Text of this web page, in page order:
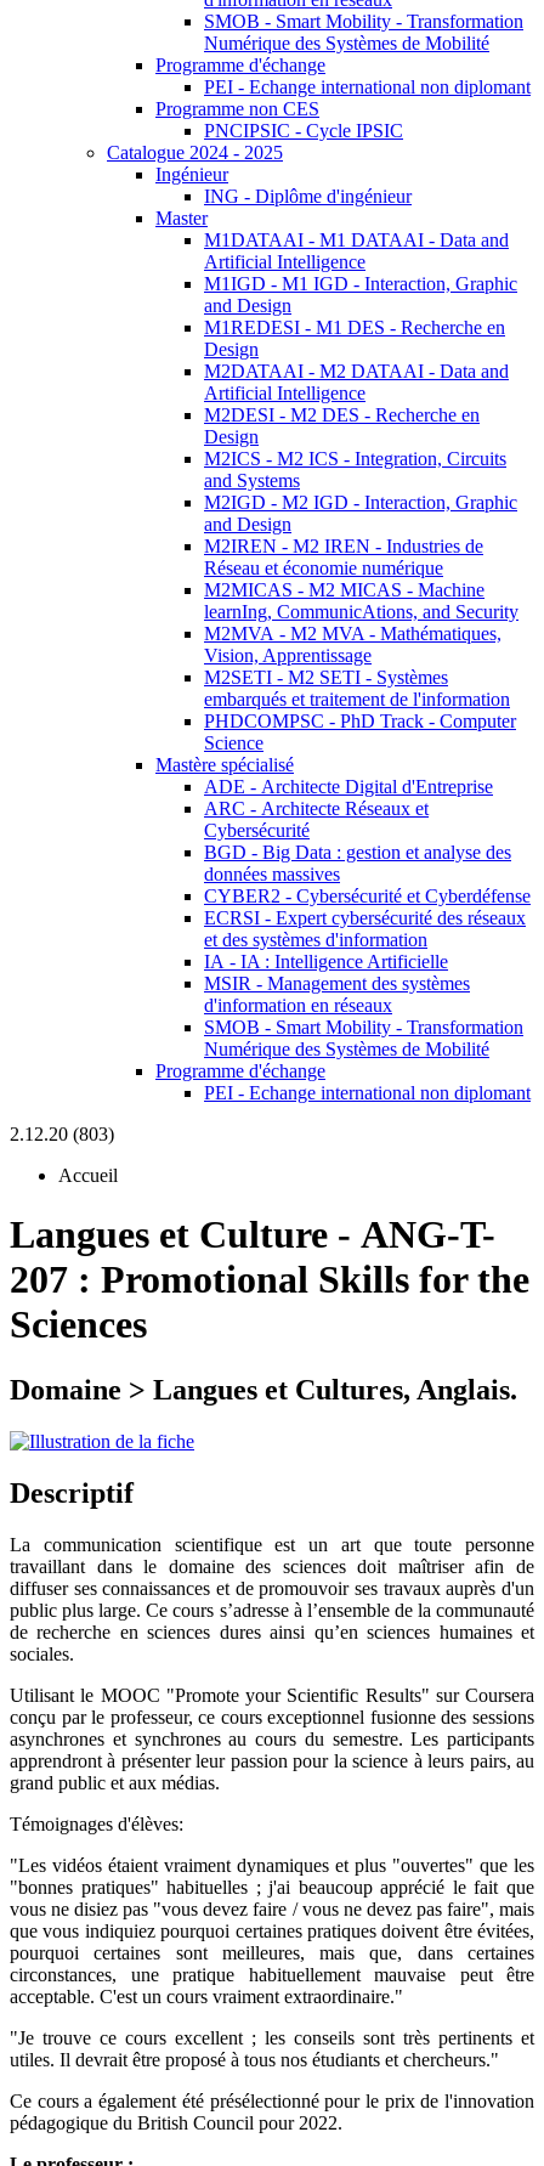
SMOB - Smart Mobility - Transformation
Numérique des Systèmes de Mobilité
Programme d'échange
PEI - Echange international non diplomant
Programme non CES
PNCIPSIC - Cycle IPSIC
Catalogue 2024 - 2025
Ingénieur
ING - Diplôme d'ingénieur
Master
M1DATAAI - M1 DATAAI - Data and
Artificial Intelligence
M1IGD - M1 IGD - Interaction, Graphic
and Design
M1REDESI - M1 DES - Recherche en
Design
M2DATAAI - M2 DATAAI - Data and
Artificial Intelligence
M2DESI - M2 DES - Recherche en
Design
M2ICS - M2 ICS - Integration, Circuits
and Systems
M2IGD - M2 IGD - Interaction, Graphic
and Design
M2IREN - M2 IREN - Industries de
Réseau et économie numérique
M2MICAS - M2 MICAS - Machine
learnIng, CommunicAtions, and Security
M2MVA - M2 MVA - Mathématiques,
Vision, Apprentissage
M2SETI - M2 SETI - Systèmes
embarqués et traitement de l'information
PHDCOMPSC - PhD Track - Computer
Science
Mastère spécialisé
ADE - Architecte Digital d'Entreprise
ARC - Architecte Réseaux et
Cybersécurité
BGD - Big Data : gestion et analyse des
données massives
CYBER2 - Cybersécurité et Cyberdéfense
ECRSI - Expert cybersécurité des réseaux
et des systèmes d'information
IA - IA : Intelligence Artificielle
MSIR - Management des systèmes
d'information en réseaux
SMOB - Smart Mobility - Transformation
Numérique des Systèmes de Mobilité
Programme d'échange
PEI - Echange international non diplomant
2.12.20 (803)
Accueil
Langues et Culture - ANG-T-
207 : Promotional Skills for the
Sciences
Domaine > Langues et Cultures, Anglais.
Descriptif
La communication scientifique est un art que toute personne
travaillant dans le domaine des sciences doit maîtriser afin de
diffuser ses connaissances et de promouvoir ses travaux auprès d'un
public plus large. Ce cours s’adresse à l’ensemble de la communauté
de recherche en sciences dures ainsi qu’en sciences humaines et
sociales.
Utilisant le MOOC "Promote your Scientific Results" sur Coursera
conçu par le professeur, ce cours exceptionnel fusionne des sessions
asynchrones et synchrones au cours du semestre. Les participants
apprendront à présenter leur passion pour la science à leurs pairs, au
grand public et aux médias.
Témoignages d'élèves:
"Les vidéos étaient vraiment dynamiques et plus "ouvertes" que les
"bonnes pratiques" habituelles ; j'ai beaucoup apprécié le fait que
vous ne disiez pas "vous devez faire / vous ne devez pas faire", mais
que vous indiquiez pourquoi certaines pratiques doivent être évitées,
pourquoi certaines sont meilleures, mais que, dans certaines
circonstances, une pratique habituellement mauvaise peut être
acceptable. C'est un cours vraiment extraordinaire."
"Je trouve ce cours excellent ; les conseils sont très pertinents et
utiles. Il devrait être proposé à tous nos étudiants et chercheurs."
Ce cours a également été présélectionné pour le prix de l'innovation
pédagogique du British Council pour 2022.